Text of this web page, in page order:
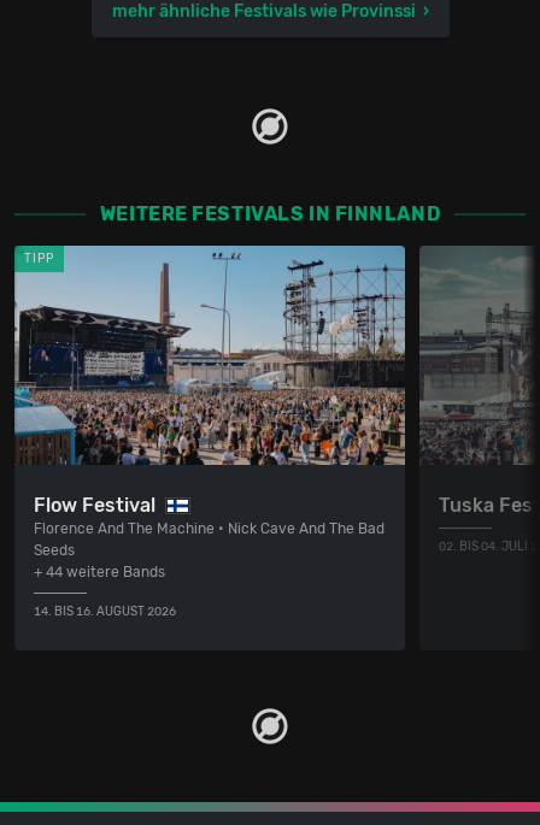
mehr ähnliche Festivals wie Provinssi
WEITERE FESTIVALS IN FINNLAND
TIPP
Flow Festival
Florence And The Machine • Nick Cave And The Bad
Seeds
+ 44 weitere Bands
14. BIS 16. AUGUST 2026
Tuska
02. BIS 04. JULI